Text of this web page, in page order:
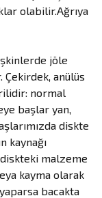
olabilir.Ağrıya
jöle
anülüs
normal
başlar yan,
diskte
kaynağı
diskteki malzeme
kayma olarak
yaparsa bacakta